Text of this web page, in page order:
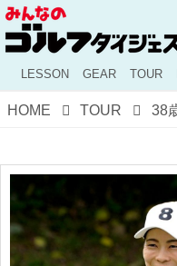
LESSON GEAR TOUR
HOME TOUR